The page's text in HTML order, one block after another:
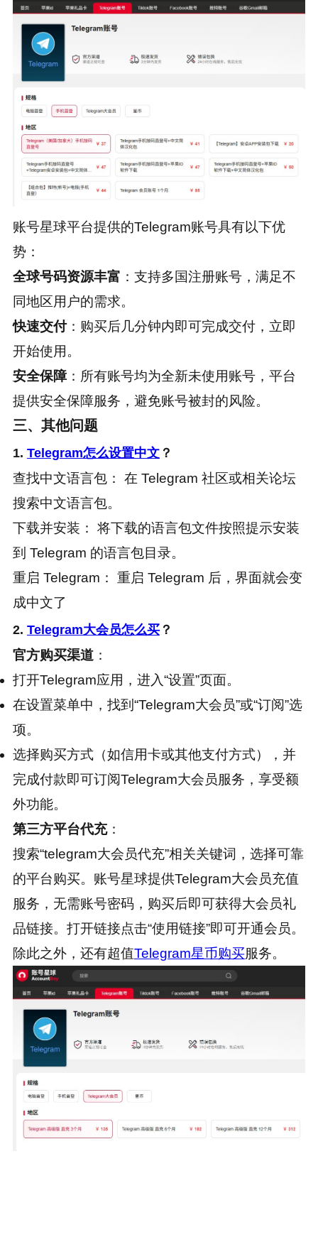
账号星球平台提供的Telegram账号具有以下优
势：
全球号码资源丰富 ：支持多国注册账号，满足不
同地区用户的需求。
快速交付：购买后几分钟内即可完成交付，立即
开始使用。
安全保障：所有账号均为全新未使用账号，平台
提供安全保障服务，避免账号被封的风险。
三、其他问题
1. Telegram怎么设置中文？
查找中文语言包： 在 Telegram 社区或相关论坛
搜索中文语言包。
下载并安装： 将下载的语言包文件按照提示安装
到 Telegram 的语言包目录。
重启 Telegram： 重启 Telegram 后，界面就会变
成中文了
2. Telegram大会员怎么买？
官方购买渠道：
打开Telegram应用，进入“设置”页面。
在设置菜单中，找到“Telegram大会员”或“订阅”选
项。
选择购买方式（如信用卡或其他支付方式），并
完成付款即可订阅Telegram大会员服务，享受额
外功能。
第三方平台代充：
搜索“telegram大会员代充”相关关键词，选择可靠
的平台购买。账号星球提供Telegram大会员充值
服务，无需账号密码，购买后即可获得大会员礼
品链接。打开链接点击“使用链接”即可开通会员。
除此之外，还有超值Telegram星币购买服务。